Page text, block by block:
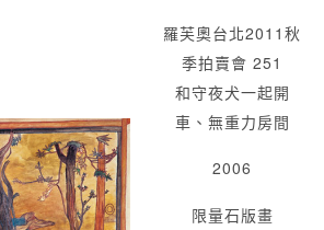
羅芙奧台北2011秋
季拍賣會 251
和守夜犬一起開
車、無重力房間
2006
限量石版畫